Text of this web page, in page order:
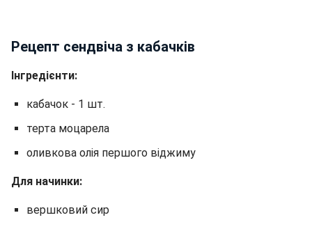
Рецепт сендвіча з кабачків
Інгредієнти:
кабачок - 1 шт.
терта моцарела
оливкова олія першого віджиму
Для начинки:
вершковий сир